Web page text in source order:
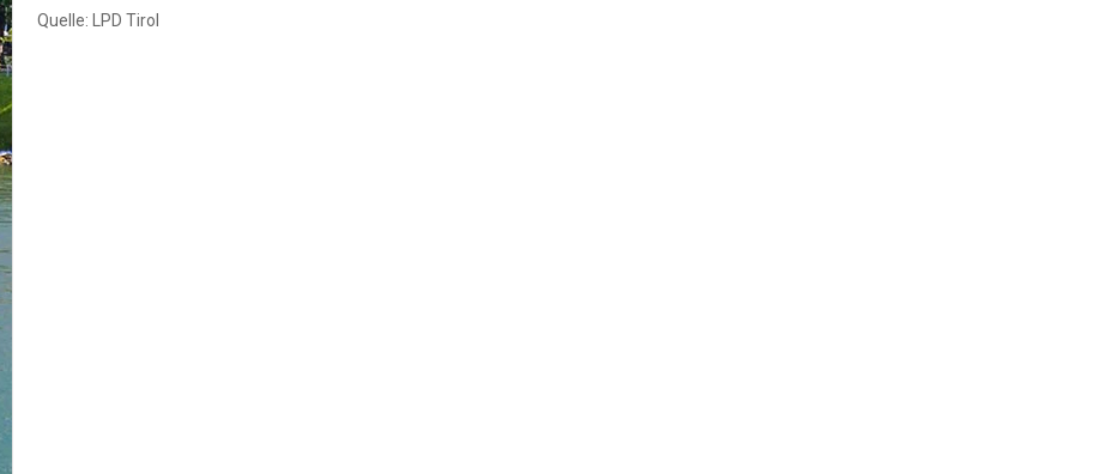
Quelle: LPD Tirol